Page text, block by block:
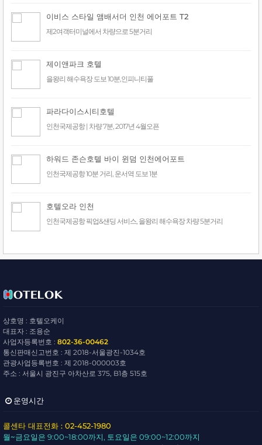
이비스 스타일 앰배서더 인천 에어포트 T2
제2여객터미널에서 차량으로 5분거리
제이앤파크 호텔
을왕리 해수욕장 도보 10분,인피니티풀
파라다이스시티호텔
인천국제공항 | 차량 7분, 2017년 4월오픈
하워드 존슨호텔 바이 윈덤 인천에어포트
인천국제공항 10분 거리, 운서역 도보 1분
호텔오라 인천
인천국제공항 픽업&샌딩 서비스, 을왕리 해수욕장 차량 5분거리
상호명 : 호텔오케이
대표자 : 조용순
사업자등록번호 : 802-36-00462
통신판매신고번호 : 제 2018-서울광진-1034호
관광사업등록번호 : 제 2018-000003호
주소 : 서울시 광진구 아차산로 375, B1층 515호
운영시간
콜센타 대표전화 : 02-452-1980
월~금요일은 9:00~18:00까지, 토요일은 09:00~12:00까지